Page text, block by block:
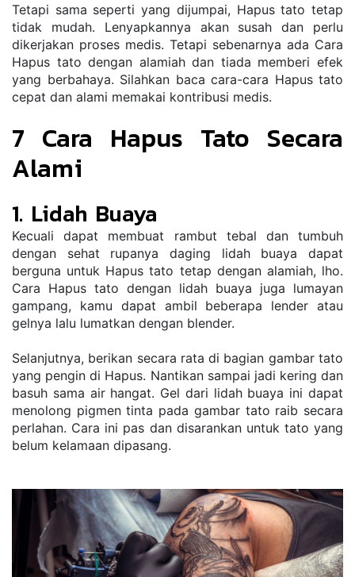
Tetapi sama seperti yang dijumpai, Hapus tato tetap
tidak mudah. Lenyapkannya akan susah dan perlu
dikerjakan proses medis. Tetapi sebenarnya ada Cara
Hapus tato dengan alamiah dan tiada memberi efek
yang berbahaya. Silahkan baca cara-cara Hapus tato
cepat dan alami memakai kontribusi medis.
7 Cara Hapus Tato Secara
Alami
1. Lidah Buaya
Kecuali dapat membuat rambut tebal dan tumbuh
dengan sehat rupanya daging lidah buaya dapat
berguna untuk Hapus tato tetap dengan alamiah, lho.
Cara Hapus tato dengan lidah buaya juga lumayan
gampang, kamu dapat ambil beberapa lender atau
gelnya lalu lumatkan dengan blender.
Selanjutnya, berikan secara rata di bagian gambar tato
yang pengin di Hapus. Nantikan sampai jadi kering dan
basuh sama air hangat. Gel dari lidah buaya ini dapat
menolong pigmen tinta pada gambar tato raib secara
perlahan. Cara ini pas dan disarankan untuk tato yang
belum kelamaan dipasang.